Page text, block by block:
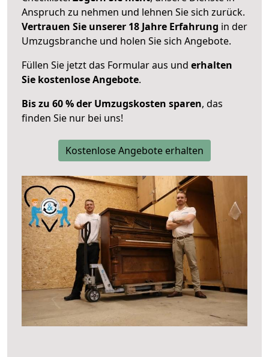
Anspruch zu nehmen und lehnen Sie sich zurück.
Vertrauen Sie unserer 18 Jahre Erfahrung in der
Umzugsbranche und holen Sie sich Angebote.
Füllen Sie jetzt das Formular aus und erhalten
Sie kostenlose Angebote.
Bis zu 60 % der Umzugskosten sparen, das
finden Sie nur bei uns!
Kostenlose Angebote erhalten